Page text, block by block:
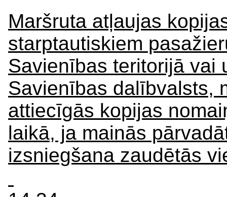
Maršruta atļaujas
starptautiskiem
Savienības teritorijā vai
Savienības dalībvalsts,
attiecīgās kopijas
laikā, ja mainās
izsniegšana zaudētās